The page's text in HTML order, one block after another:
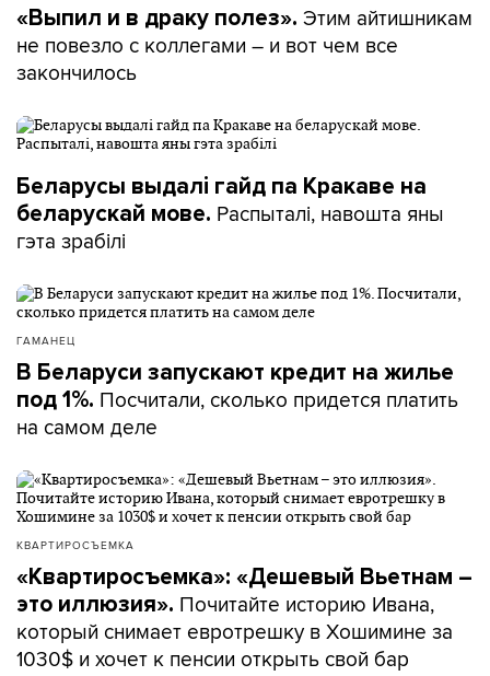
«Выпил и в драку полез». Этим айтишникам
не повезло с коллегами – и вот чем все
закончилось
Беларусы выдалі гайд па Кракаве на
беларускай мове. Распыталі, навошта яны
гэта зрабілі
ГАМАНЕЦ
В Беларуси запускают кредит на жилье
под 1%. Посчитали, сколько придется платить
на самом деле
КВАРТИРОСЪЕМКА
«Квартиросъемка»: «Дешевый Вьетнам –
это иллюзия». Почитайте историю Ивана,
который снимает евротрешку в Хошимине за
1030$ и хочет к пенсии открыть свой бар